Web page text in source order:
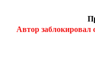
Автор заблокировал